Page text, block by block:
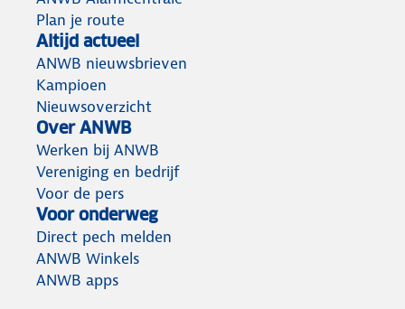
Plan je route
Altijd actueel
ANWB nieuwsbrieven
Kampioen
Nieuwsoverzicht
Over ANWB
Werken bij ANWB
Vereniging en bedrijf
Voor de pers
Voor onderweg
Direct pech melden
ANWB Winkels
ANWB apps